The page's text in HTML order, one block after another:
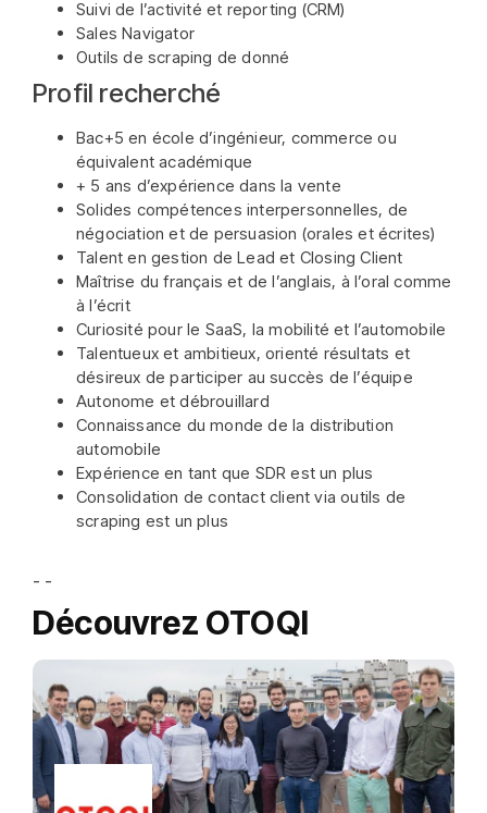
Suivi de l’activité et reporting (CRM)
Sales Navigator
Outils de scraping de donné
Profil recherché
Bac+5 en école d’ingénieur, commerce ou
équivalent académique
+ 5 ans d’expérience dans la vente
Solides compétences interpersonnelles, de
négociation et de persuasion (orales et écrites)
Talent en gestion de Lead et Closing Client
Maîtrise du français et de l’anglais, à l’oral comme
à l’écrit
Curiosité pour le SaaS, la mobilité et l’automobile
Talentueux et ambitieux, orienté résultats et
désireux de participer au succès de l’équipe
Autonome et débrouillard
Connaissance du monde de la distribution
automobile
Expérience en tant que SDR est un plus
Consolidation de contact client via outils de
scraping est un plus
- -
Découvrez OTOQI